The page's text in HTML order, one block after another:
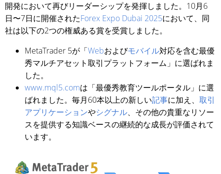
開発において再びリーダーシップを発揮しました。10月6
日〜7日に開催されたForex Expo Dubai 2025において、同
社は以下の2つの権威ある賞を受賞しました。
MetaTrader 5が「Webおよびモバイル対応を含む最優
秀マルチアセット取引プラットフォーム」に選ばれま
した。
www.mql5.comは「最優秀教育ツールポータル」に選
ばれました。毎月60本以上の新しい記事に加え、 取引
アプリケーションやシグナル、その他の貴重なリソー
スを提供する知識ベースの継続的な成長が評価されて
います。